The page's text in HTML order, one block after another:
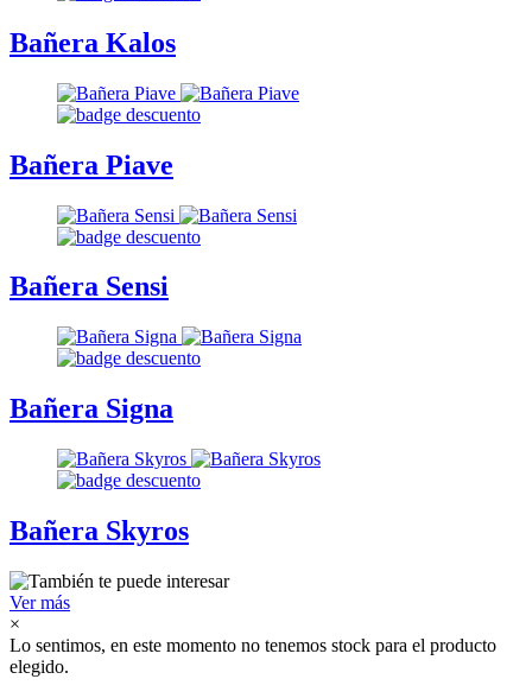
Bañera Kalos
Bañera Piave
Bañera Sensi
Bañera Signa
Bañera Skyros
Ver más
×
Lo sentimos, en este momento no tenemos stock para el producto
elegido.